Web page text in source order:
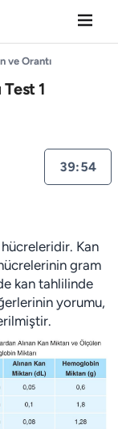
ve Orantı
1
39:54
hücreleridir. Kan
gram
kan tahlilinde
yorumu,